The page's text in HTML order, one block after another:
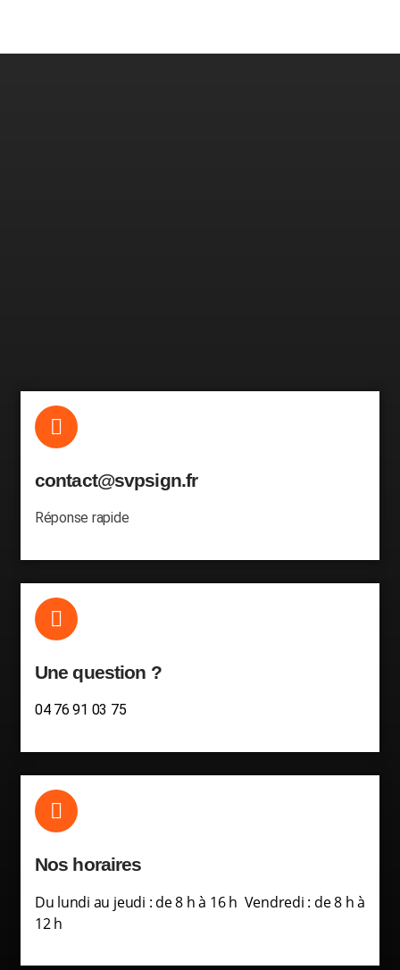
contact@svpsign.fr
Réponse rapide
Une question ?
04 76 91 03 75
Nos horaires
Du lundi au jeudi : de 8 h à 16 h Vendredi : de 8 h à
12 h